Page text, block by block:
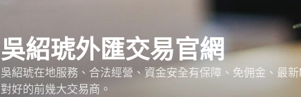
吳紹琥外匯交易官網
吳紹琥在地服務、合法經營、資金安全有保障、免佣金、最
對好的前幾大交易商。